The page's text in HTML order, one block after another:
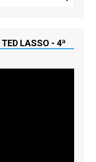
LASSO - 4ª